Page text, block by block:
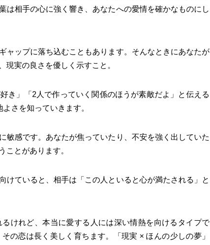
は相手の心に強く響き、あなたへの愛情を確かなものにし
ャップに落ち込むこともあります。そんなときにあなたが
実の良さを優しく示すこと。
き」「2人で作っていく関係のほうが素敵だよ」と伝える
さを知っていきます。
敏感です。あなたが焦っていたり、不安を強く出していた
ことがあります。
けていると、相手は「この人といると心が満たされる」と
けれど、本当に愛する人には深い情熱を向けるタイプで
の恋は長く美しく育ちます。「現実 × ほんの少しの夢」